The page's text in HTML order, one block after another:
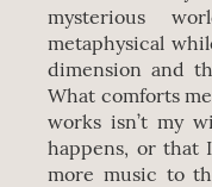
mysterious
metaphysical
dimension and
What comforts
works isn’t my
happens, or that
more music to